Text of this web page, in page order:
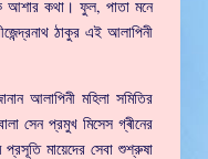
আশার কথা। ফুল, পাতা মনে
ঠাকুর এই আলাপিনী
আলাপিনী মহিলা সমিতির
সেন প্রমুখ মিসেস গ্ৰীনের
প্রসূতি মায়েদের সেবা শুশ্রুষা